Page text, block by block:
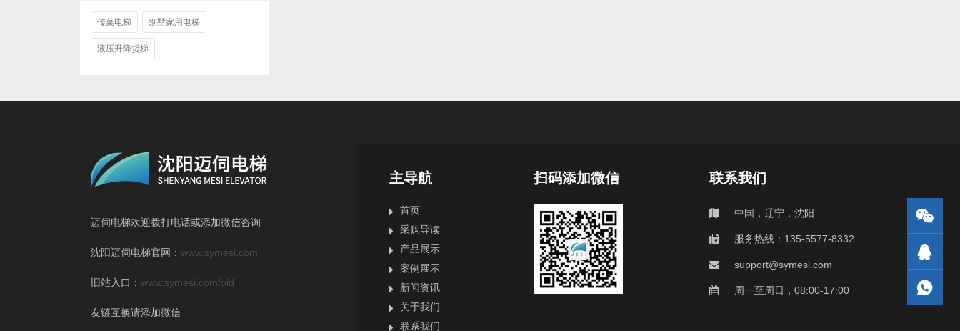
传菜电梯 别墅家用电梯
液压升降货梯
迈伺电梯欢迎拨打电话或添加微信咨询
沈阳迈伺电梯官网： www.symesi.com
旧站入口： www.symesi.com/old
友链互换请添加微信
主导航
首页
采购导读
产品展示
案例展示
新闻资讯
关于我们
联系我们
扫码添加微信 联系我们
中国，辽宁，沈阳
服务热线：135-5577-8332
support@symesi.com
周一至周日，08:00-17:00